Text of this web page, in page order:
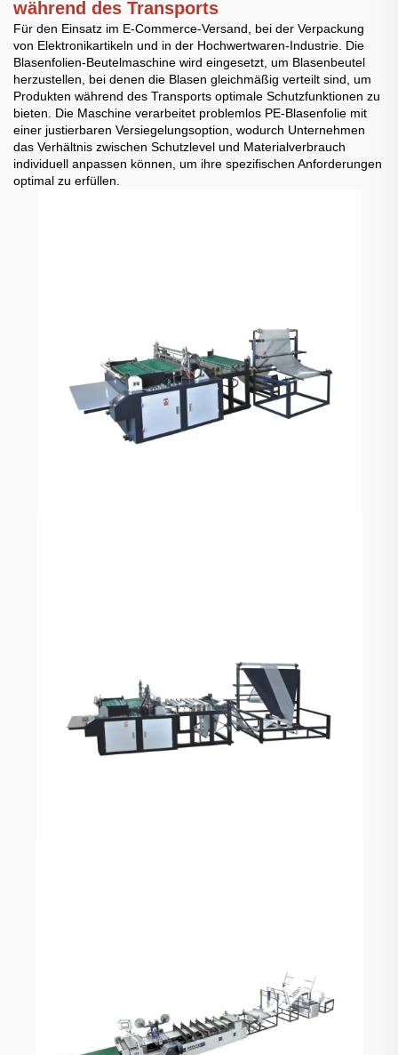
während des Transports
Für den Einsatz im E-Commerce-Versand, bei der Verpackung
von Elektronikartikeln und in der Hochwertwaren-Industrie. Die
Blasenfolien-Beutelmaschine wird eingesetzt, um Blasenbeutel
herzustellen, bei denen die Blasen gleichmäßig verteilt sind, um
Produkten während des Transports optimale Schutzfunktionen zu
bieten. Die Maschine verarbeitet problemlos PE-Blasenfolie mit
einer justierbaren Versiegelungsoption, wodurch Unternehmen
das Verhältnis zwischen Schutzlevel und Materialverbrauch
individuell anpassen können, um ihre spezifischen Anforderungen
optimal zu erfüllen.